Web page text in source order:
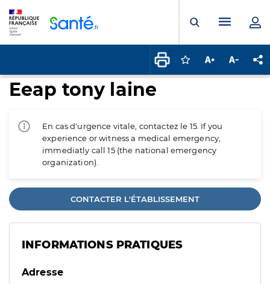
Ouvrir laMenu
Connectez-vous
Augmenter la
Eeap tony laine
En cas d'urgence vitale, contactez le 15. If you
experience or witness a medical emergency,
immediatly call 15 (the national emergency
organization).
CONTACTER L'ÉTABLISSEMENT
INFORMATIONS PRATIQUES
Adresse